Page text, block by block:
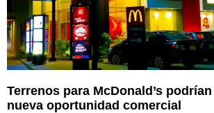
Terrenos para McDonald’s
nueva oportunidad comercial